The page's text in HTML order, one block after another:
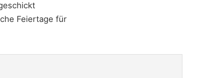
Feiertage für